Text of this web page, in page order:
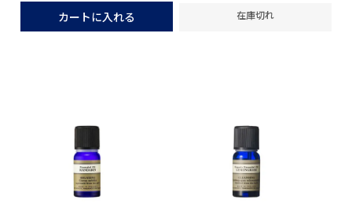
カートに入れる 在庫切れ